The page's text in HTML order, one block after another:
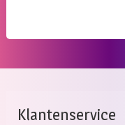
Klantenservice